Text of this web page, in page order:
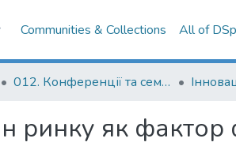
Communities & Collections All of
012. Конференції та семінари НаУКМА
ринку як фактор